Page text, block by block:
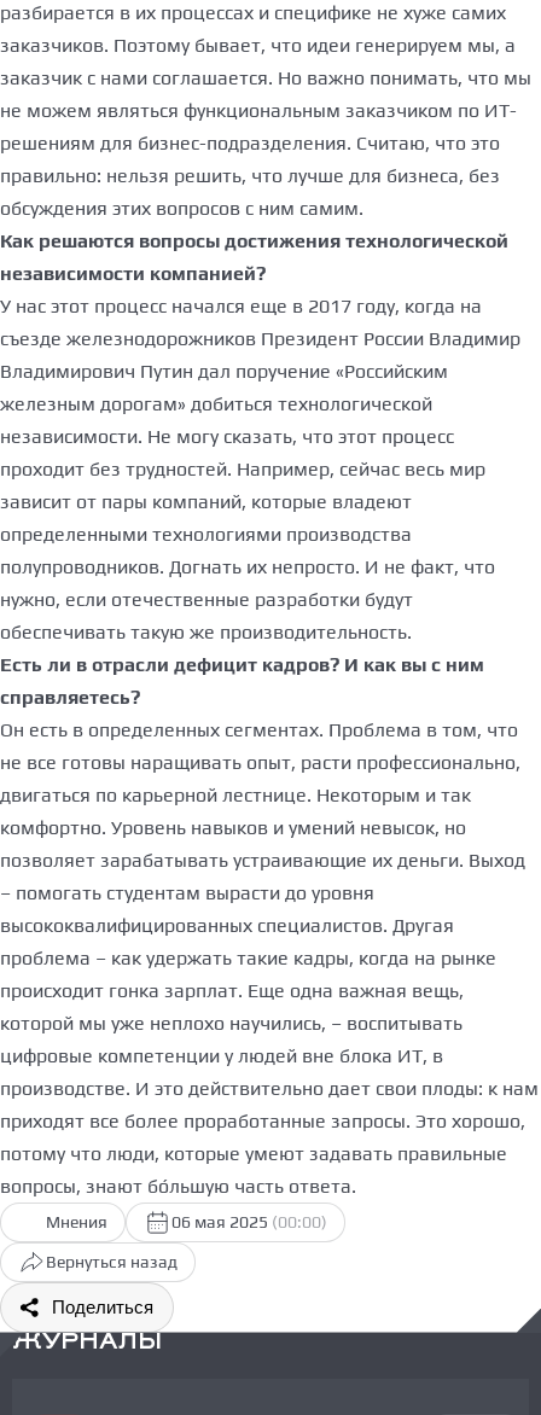
разбирается в их процессах и специфике не хуже самих
заказчиков. Поэтому бывает, что идеи генерируем мы, а
заказчик с нами соглашается. Но важно понимать, что мы
не можем являться функциональным заказчиком по ИТ-
решениям для бизнес-подразделения. Считаю, что это
правильно: нельзя решить, что лучше для бизнеса, без
обсуждения этих вопросов с ним самим.
Как решаются вопросы достижения технологической
независимости компанией?
У нас этот процесс начался еще в 2017 году, когда на
съезде железнодорожников Президент России Владимир
Владимирович Путин дал поручение «Российским
железным дорогам» добиться технологической
независимости. Не могу сказать, что этот процесс
проходит без трудностей. Например, сейчас весь мир
зависит от пары компаний, которые владеют
определенными технологиями производства
полупроводников. Догнать их непросто. И не факт, что
нужно, если отечественные разработки будут
обеспечивать такую же производительность.
Есть ли в отрасли дефицит кадров? И как вы с ним
справляетесь?
Он есть в определенных сегментах. Проблема в том, что
не все готовы наращивать опыт, расти профессионально,
двигаться по карьерной лестнице. Некоторым и так
комфортно. Уровень навыков и умений невысок, но
позволяет зарабатывать устраивающие их деньги. Выход
– помогать студентам вырасти до уровня
высококвалифицированных специалистов. Другая
проблема – как удержать такие кадры, когда на рынке
происходит гонка зарплат. Еще одна важная вещь,
которой мы уже неплохо научились, – воспитывать
цифровые компетенции у людей вне блока ИТ, в
производстве. И это действительно дает свои плоды: к нам
приходят все более проработанные запросы. Это хорошо,
потому что люди, которые умеют задавать правильные
вопросы, знают бо́льшую часть ответа.
Мнения 06 мая 2025 (00:00)
Вернуться назад
Поделиться
ЖУРНАЛЫ